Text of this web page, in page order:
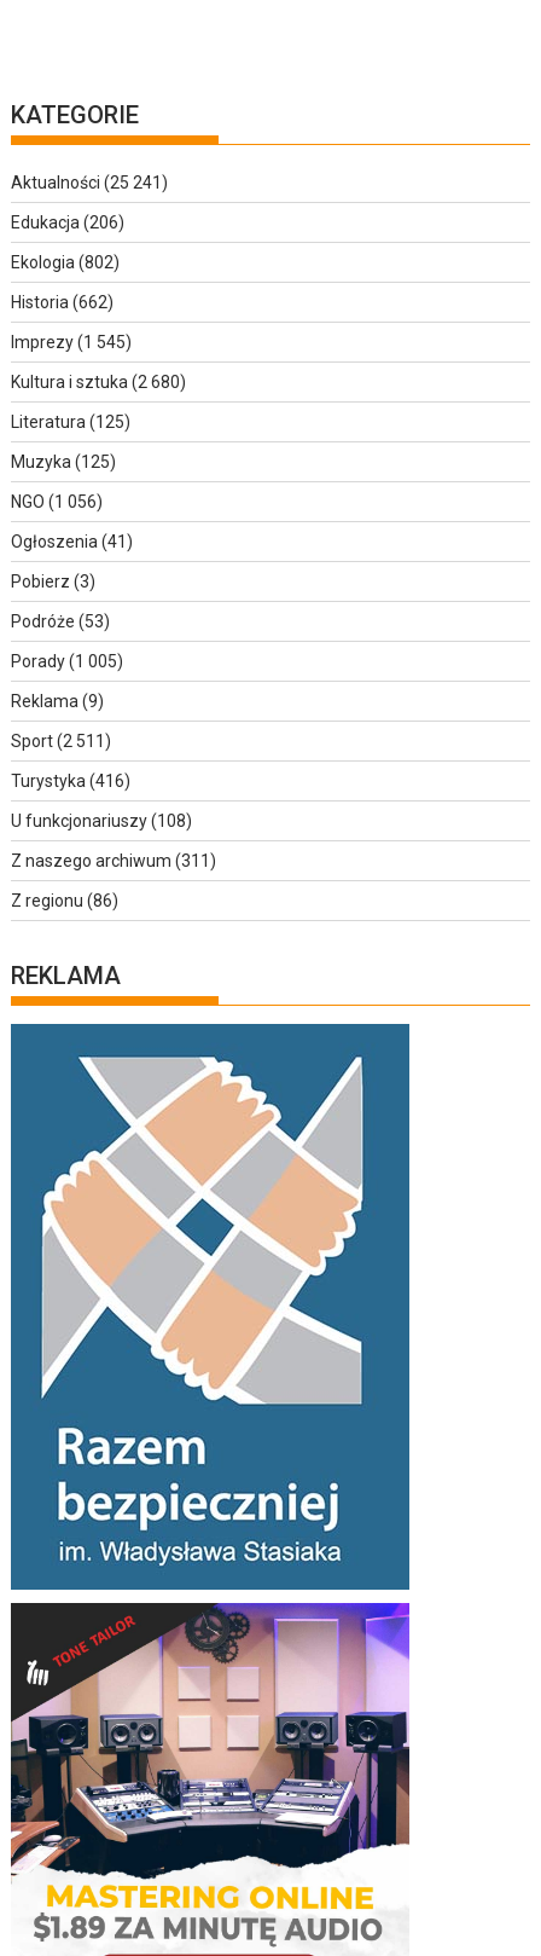
KATEGORIE
Aktualności (25 241)
Edukacja (206)
Ekologia (802)
Historia (662)
Imprezy(1 545)
Kultura i sztuka (2 680)
Literatura (125)
Muzyka (125)
NGO (1 056)
Ogłoszenia (41)
Pobierz (3)
Podróże (53)
Porady(1 005)
Reklama (9)
Sport(2 511)
Turystyka (416)
U funkcjonariuszy(108)
Z naszego archiwum (311)
Z regionu (86)
REKLAMA